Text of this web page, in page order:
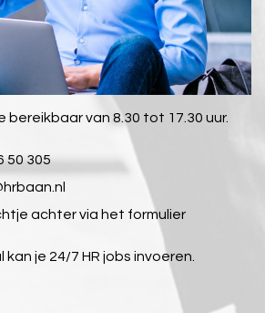
bereikbaar van 8.30 tot 17.30 uur.
50 305
achter via het formulier
je 24/7 HR jobs invoeren.